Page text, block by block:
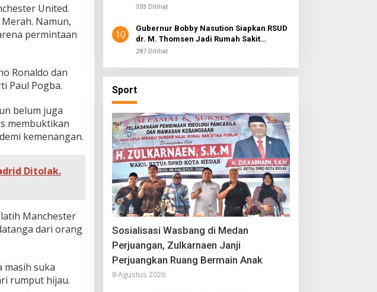
United.
Namun,
permintaan
Ronaldo dan
Paul Pogba.
belum juga
membuktikan
kemenangan.
Ditolak.
Manchester
dari orang
masih suka
rumput hijau.
Nias
303 Dilihat
10
Gubernur Bobby Nasution Siapkan RSUD
dr. M. Thomsen Jadi Rumah Sakit
Regional Kepulauan Nias
287 Dilihat
Sport
Sosialisasi Wasbang di Medan
Perjuangan, Zulkarnaen Janji
Perjuangkan Ruang Bermain Anak
8 Agustus 2026